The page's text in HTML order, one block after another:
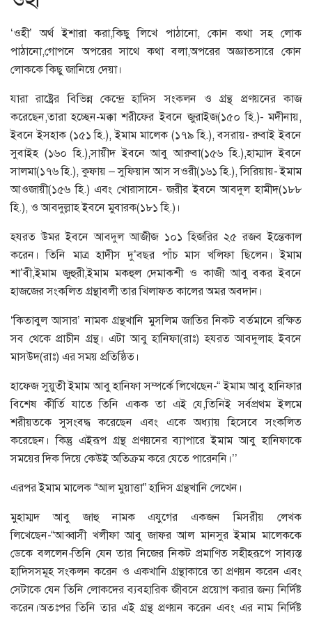
‘ওহী’ অর্থ ইশারা করা,কিছু লিখে পাঠানো, কোন কথা সহ লোক
পাঠানো,গোপনে অপরের সাথে কথা বলা,অপরের অজ্ঞাতসারে কোন
লোককে কিছু জানিয়ে দেয়া।
যারা রাষ্ট্রের বিভিন্ন কেন্দ্রে হাদিস সংকলন ও গ্রন্থ প্রণয়নের কাজ
করেছেন,তারা হচ্ছেন-মক্কা শরীফের ইবনে জুরাইজ(১৫০ হি.)- মদীনায়,
ইবনে ইসহাক (১৫১ হি.), ইমাম মালেক (১৭৯ হি.), বসরায়- রুবাই ইবনে
সুবাইহ (১৬০ হি.),সায়ীদ ইবনে আবু আরুবা(১৫৬ হি.),হাম্মাদ ইবনে
সালমা(১৭৬ হি.), কুফায় – সুফিয়ান আস সওরী(১৬১ হি.), সিরিয়ায়- ইমাম
আওজায়ী(১৫৬ হি.) এবং খোরাসানে- জরীর ইবনে আবদুল হামীদ(১৮৮
হি.), ও আবদুল্লাহ ইবনে মুবারক(১৮১ হি.)।
হযরত উমর ইবনে আবদুল আজীজ ১০১ হিজরির ২৫ রজব ইন্তেকাল
করেন। তিনি মাত্র হাদীস দু’বছর পাঁচ মাস খলিফা ছিলেন। ইমাম
শা’বী,ইমাম জুহুরী,ইমাম মকহুল দেমাকশী ও কাজী আবু বকর ইবনে
হাজজের সংকলিত গ্রন্থাবলী তার খিলাফত কালের অমর অবদান।
‘কিতাবুল আসার’ নামক গ্রন্থখানি মুসলিম জাতির নিকট বর্তমানে রক্ষিত
সব থেকে প্রাচীন গ্রন্থ। এটা আবু হানিফা(রাঃ) হযরত আবদুলাহ ইবনে
মাসউদ(রাঃ) এর সময় প্রতিষ্ঠিত।
হাফেজ সুয়ুতী ইমাম আবু হানিফা সম্পর্কে লিখেছেন-“ ইমাম আবু হানিফার
বিশেষ কীর্তি যাতে তিনি একক তা এই যে,তিনিই সর্বপ্রথম ইলমে
শরীয়তকে সুসংবদ্ধ করেছেন এবং একে অধ্যায় হিসেবে সংকলিত
করেছেন। কিন্তু এইরূপ গ্রন্থ প্রণয়নের ব্যাপারে ইমাম আবু হানিফাকে
সময়ের দিক দিয়ে কেউই অতিক্রম করে যেতে পারেননি।’’
এরপর ইমাম মালেক “আল মুয়াত্তা” হাদিস গ্রন্থখানি লেখেন।
মুহাম্মদ আবু জাহু নামক এযুগের একজন মিসরীয় লেখক
লিখেছেন-“আব্বাসী খলীফা আবু জাফর আল মানসুর ইমাম মালেককে
ডেকে বললেন-তিনি যেন তার নিজের নিকট প্রমাণিত সহীহরূপে সাব্যস্ত
হাদিসসমূহ সংকলন করেন ও একখানি গ্রন্থাকারে তা প্রণয়ন করেন এবং
সেটাকে যেন তিনি লোকদের ব্যবহারিক জীবনে প্রয়োগ করার জন্য নির্দিষ্ট
করেন।অতঃপর তিনি তার এই গ্রন্থ প্রণয়ন করেন এবং এর নাম নির্দিষ্ট